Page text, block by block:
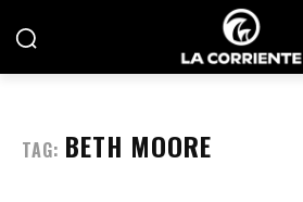
TAG: BETH MOORE